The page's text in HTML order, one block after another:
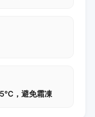
，避免霜凍